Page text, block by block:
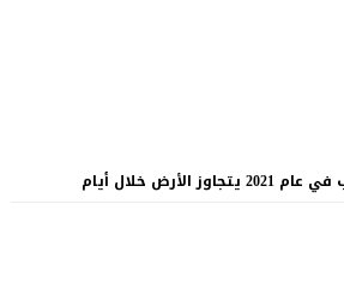
الأرض خلال أيام